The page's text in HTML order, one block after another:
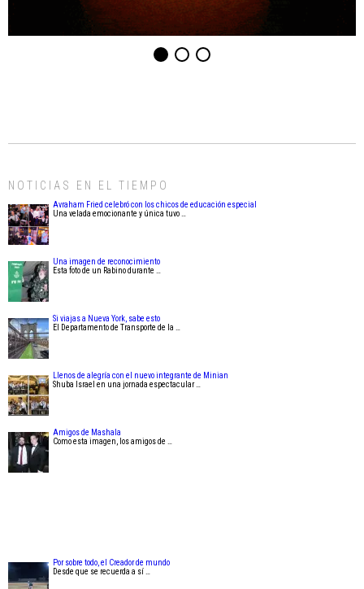
NOTICIAS EN EL TIEMPO
Avraham Fried celebró con los chicos de educación especial
Una velada emocionante y única tuvo …
Una imagen de reconocimiento
Esta foto de un Rabino durante …
Si viajas a Nueva York, sabe esto
El Departamento de Transporte de la …
Llenos de alegría con el nuevo integrante de Minian
Shuba Israel en una jornada espectacular …
Amigos de Mashala
Como esta imagen, los amigos de …
Por sobre todo, el Creador de mundo
Desde que se recuerda a sí …